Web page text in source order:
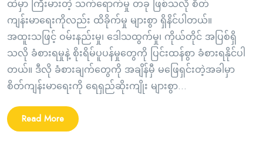
ထဲမှာ ကြီးမားတဲ့ သက်ရောက်မှု တခု ဖြစ်သလို စိတ်
ကျန်းမာရေးကိုလည်း ထိခိုက်မှု များစွာ ရှိနိင်ပါတယ်။
အထူးသဖြင့် ဝမ်းနည်းမှု၊ ဒေါသထွက်မှု၊ ကိုယ်တိုင် အပြစ်ရှိ
သလို ခံစားရမှုနဲ့ စိုးရိမ်ပူပန်မှုတွေကို ပြင်းထန်စွာ ခံစားရနိုင်ပါ
တယ်။ ဒီလို ခံစားချက်တွေကို အချိန်မှီ မဖြေရှင်းတဲ့အခါမှာ
စိတ်ကျန်းမာရေးကို ရေရှည်ဆိုးကျိုး များစွာ...
Read More